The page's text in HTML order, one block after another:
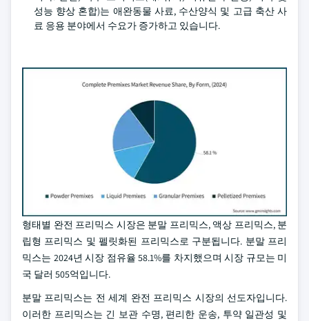
성능 향상 혼합)는 애완동물 사료, 수산양식 및 고급 축산 사
료 응용 분야에서 수요가 증가하고 있습니다.
형태별 완전 프리믹스 시장은 분말 프리믹스, 액상 프리믹스, 분
립형 프리믹스 및 펠릿화된 프리믹스로 구분됩니다. 분말 프리
믹스는 2024년 시장 점유율 58.1%를 차지했으며 시장 규모는 미
국 달러 505억입니다.
분말 프리믹스는 전 세계 완전 프리믹스 시장의 선도자입니다.
이러한 프리믹스는 긴 보관 수명, 편리한 운송, 투약 일관성 및